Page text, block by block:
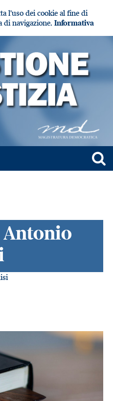
l'uso dei cookie al fine di
di navigazione. Informativa